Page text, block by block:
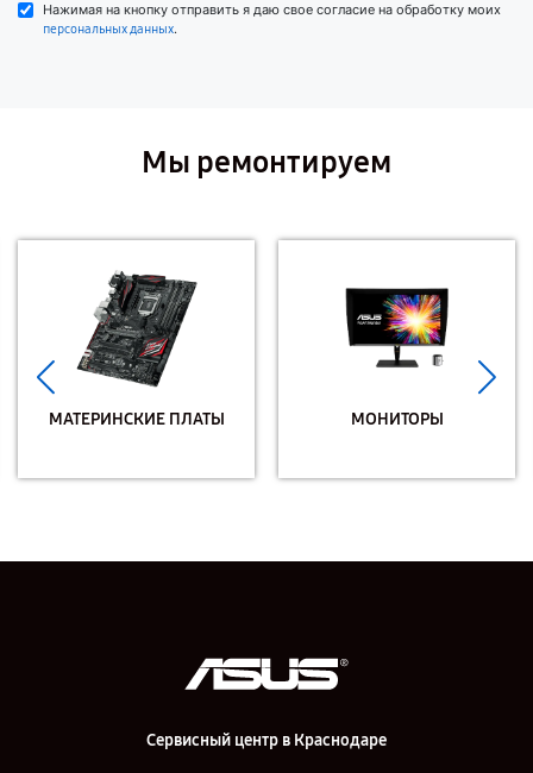
Нажимая на кнопку отправить я даю свое согласие на обработку моих
персональных данных.
Мы ремонтируем
МАТЕРИНСКИЕ ПЛАТЫ МОНИТОРЫ
Сервисный центр в Краснодаре